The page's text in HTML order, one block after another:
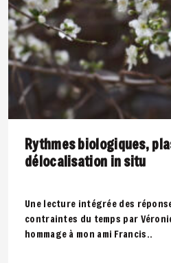
Rythmes biologiques,
délocalisation in situ
Une lecture intégrée des
contraintes du temps par
hommage à mon ami Francis..